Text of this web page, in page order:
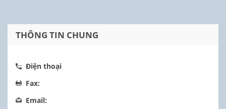
THÔNG TIN CHUNG
Điện thoại
Fax:
Email: